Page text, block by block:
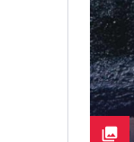
collections